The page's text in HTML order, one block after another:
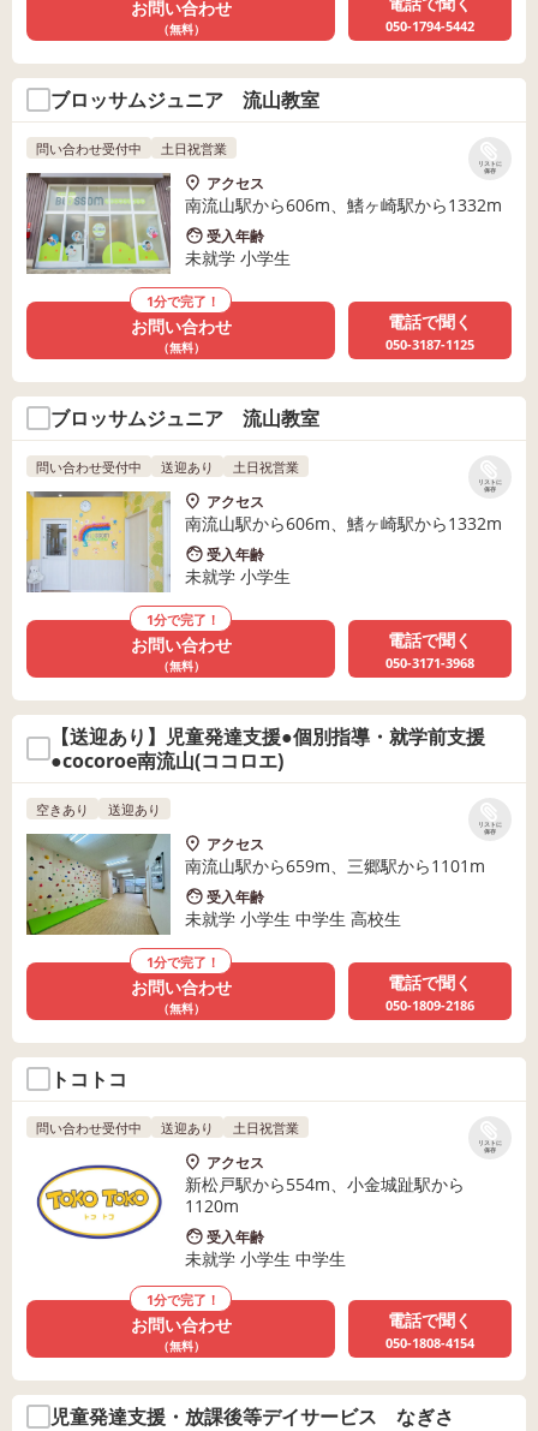
お問い合わせ
（無料） 050-1794-5442
ブロッサムジュニア 流山教室
リストに
保存
問い合わせ受付中 土日祝営業
アクセス
南流山駅から606m、鰭ヶ崎駅から1332m
受入年齢
未就学 小学生
1分で完了！
お問い合わせ
（無料）
電話で聞く
050-3187-1125
ブロッサムジュニア 流山教室
リストに
保存
問い合わせ受付中 送迎あり 土日祝営業
アクセス
南流山駅から606m、鰭ヶ崎駅から1332m
受入年齢
未就学 小学生
1分で完了！
お問い合わせ
（無料）
電話で聞く
050-3171-3968
【送迎あり】児童発達支援●個別指導・就学前支援
●cocoroe南流山(ココロエ)
リストに
保存
空きあり 送迎あり
アクセス
南流山駅から659m、三郷駅から1101m
受入年齢
未就学 小学生 中学生 高校生
1分で完了！
お問い合わせ
（無料）
電話で聞く
050-1809-2186
トコトコ
リストに
保存
問い合わせ受付中 送迎あり 土日祝営業
アクセス
新松戸駅から554m、小金城趾駅から
1120m
受入年齢
未就学 小学生 中学生
1分で完了！
お問い合わせ
（無料）
電話で聞く
050-1808-4154
児童発達支援・放課後等デイサービス なぎさ